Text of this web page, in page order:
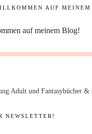
AUF MEINEM
Adult und Fantasybücher &
NEWSLETTER!